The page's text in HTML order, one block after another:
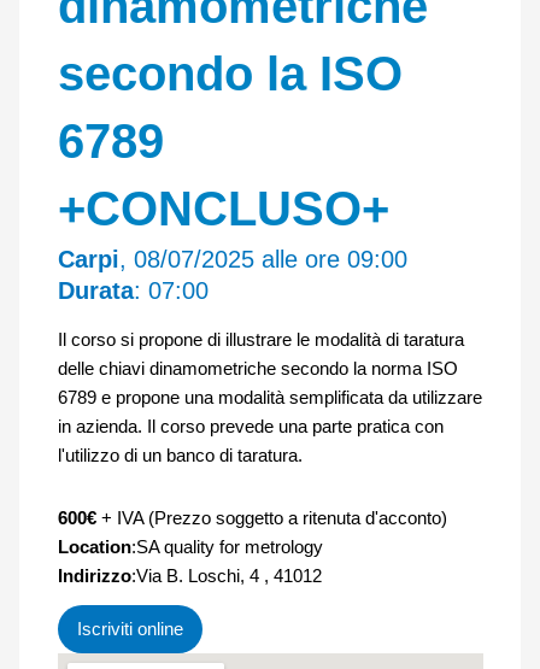
secondo la ISO
6789
+CONCLUSO+
Carpi, 08/07/2025 alle ore 09:00
Durata: 07:00
Il corso si propone di illustrare le modalità di taratura
delle chiavi dinamometriche secondo la norma ISO
6789 e propone una modalità semplificata da utilizzare
in azienda. Il corso prevede una parte pratica con
l'utilizzo di un banco di taratura.
600€+ IVA (Prezzo soggetto a ritenuta d'acconto)
Location:SA quality for metrology
Indirizzo:Via B. Loschi, 4 , 41012
Iscriviti online